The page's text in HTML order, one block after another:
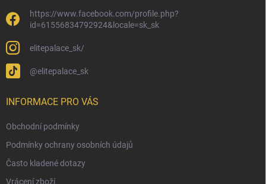
https://www.facebook.com/profile.php?
id=61556834792924&locale=sk_sk
elitepalace_sk/
@elitepalace_sk
INFORMACE PRO VÁS
Obchodní podmínky
Podmínky ochrany osobních údajů
Často kladené dotazy
Vrácení zboží